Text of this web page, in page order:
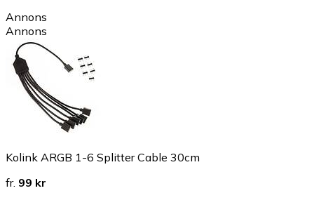
Annons
Annons
Kolink ARGB 1-6 Splitter Cable 30cm
fr. 99 kr